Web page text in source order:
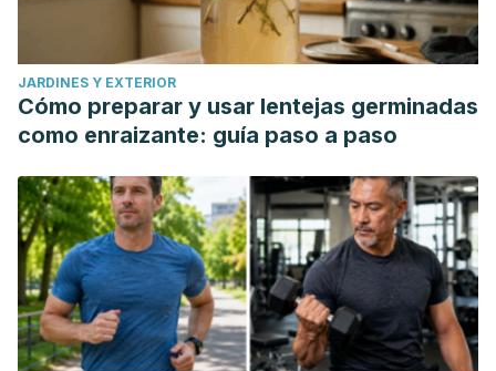
JARDINES Y EXTERIOR
Cómo preparar y usar lentejas germinadas
como enraizante: guía paso a paso